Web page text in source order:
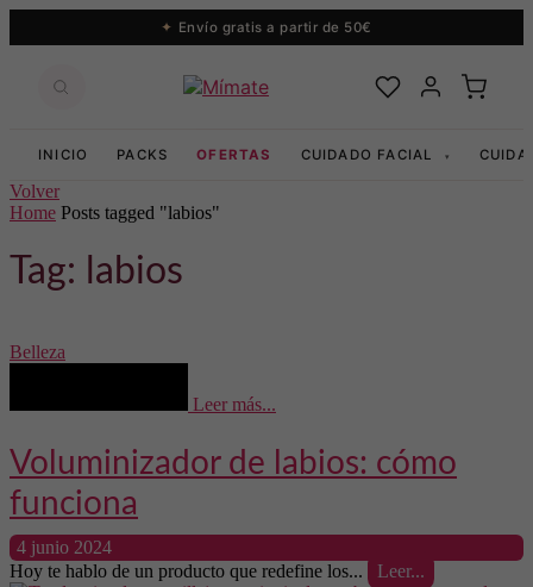
Envío gratis a partir de 50€
INICIO PACKS OFERTAS CUIDADO FACIAL ▾
Volver
Home Posts tagged "labios"
Tag: labios
Belleza
Leer más...
Voluminizador de labios: cómo
funciona
4 junio 2024
Hoy te hablo de un producto que redefine los...
Leer...